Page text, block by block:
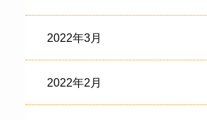
2022年3月
2022年2月